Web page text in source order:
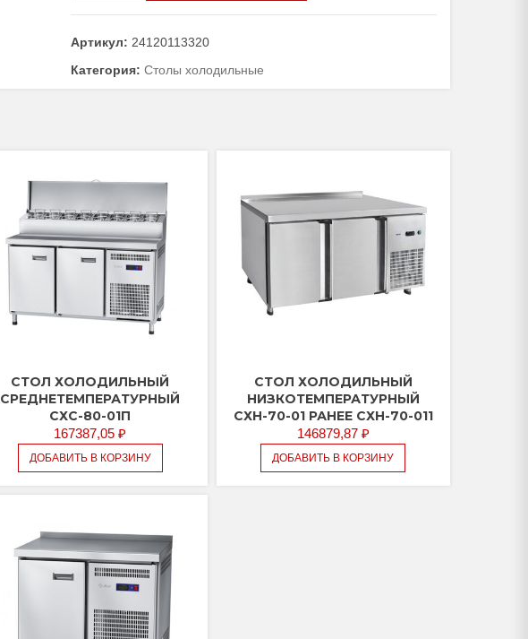
Стол
низкотемпературный
СХН-70-
(ящики
ящики
1/2,
дверь-
Артикул: 24120113320
Категория: Столы холодильные
СТОЛ ХОЛОДИЛЬНЫЙ
СРЕДНЕТЕМПЕРАТУРНЫЙ
СХС-80-01П
167387,05₽
ДОБАВИТЬ В КОРЗИНУ
СТОЛ ХОЛОДИЛЬНЫЙ
НИЗКОТЕМПЕРАТУРНЫЙ
СХН-70-01 РАНЕЕ СХН-70-011
146879,87 ₽
ДОБАВИТЬ В КОРЗИНУ